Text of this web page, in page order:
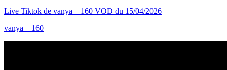
Live Tiktok de vanya__160 VOD du 15/04/2026
vanya__160